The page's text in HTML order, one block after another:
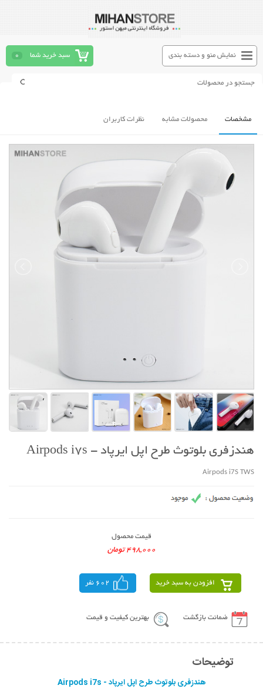
سبد خرید شما 0 نمایش منو و دسته بندی
مشخصات محصولات مشابه نظرات کاربران
هندزفری بلوتوث طرح اپل ایرپاد - Airpods i7s
Airpods i7S TWS
قیمت محصول
498,000 تومان
افزودن به سبد خرید 602 نفر
ضمانت بازگشت بهترین کیفیت و قیمت
توضیحات
هندزفری بلوتوث طرح اپل ایرپاد - Airpods i7s